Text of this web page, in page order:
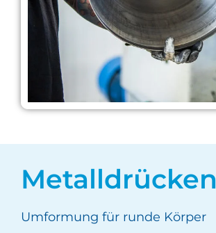
Metalldrücken
Umformung für runde Körper